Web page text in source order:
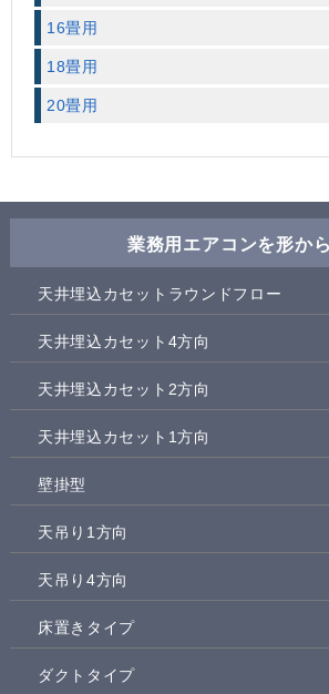
16畳用
18畳用
20畳用
業務用エアコンを形か
天井埋込カセットラウンドフロー
天井埋込カセット4方向
天井埋込カセット2方向
天井埋込カセット1方向
壁掛型
天吊り1方向
天吊り4方向
床置きタイプ
ダクトタイプ